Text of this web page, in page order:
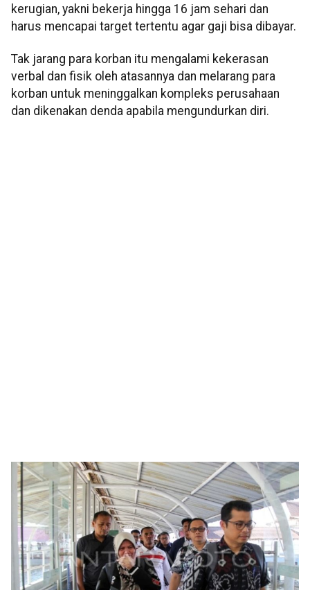
kerugian, yakni bekerja hingga 16 jam sehari dan
harus mencapai target tertentu agar gaji bisa dibayar.
Tak jarang para korban itu mengalami kekerasan
verbal dan fisik oleh atasannya dan melarang para
korban untuk meninggalkan kompleks perusahaan
dan dikenakan denda apabila mengundurkan diri.